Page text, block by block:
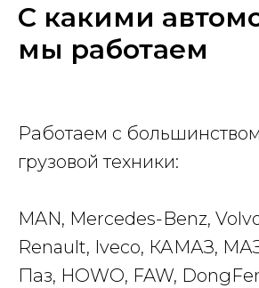
С какими
мы работаем
Работаем с
грузовой техники:
MAN, Mercedes-Benz,
Renault, Iveco, КАМАЗ,
Паз, HOWO, FAW,